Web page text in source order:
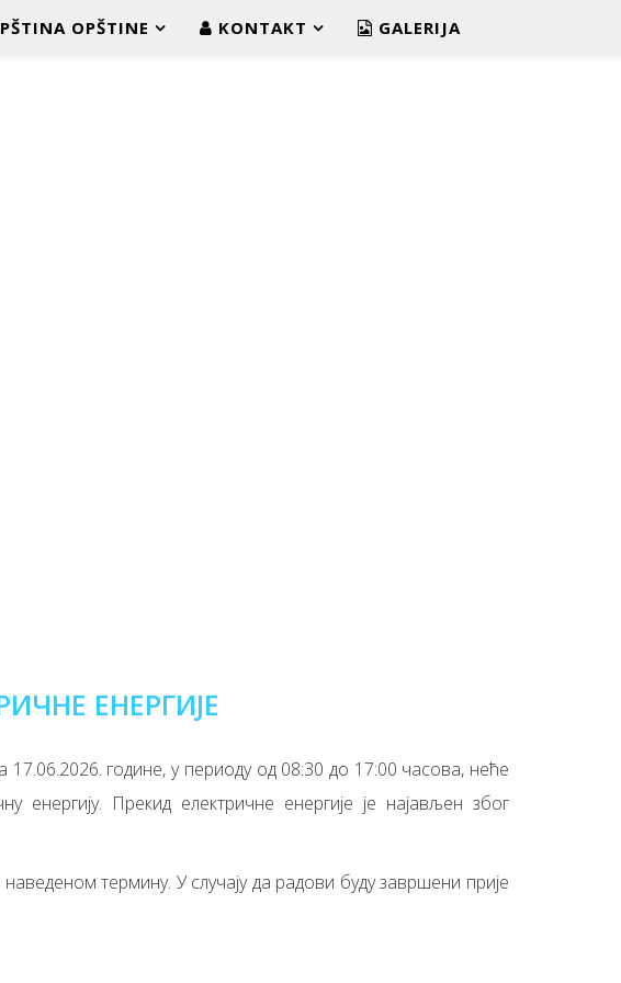
OPŠTINE KONTAKT GALERIJA
ЕНЕРГИЈЕ
године, у периоду од 08:30 до 17:00 часова, неће
енергију. Прекид електричне енергије је најављен због
термину. У случају да радови буду завршени прије